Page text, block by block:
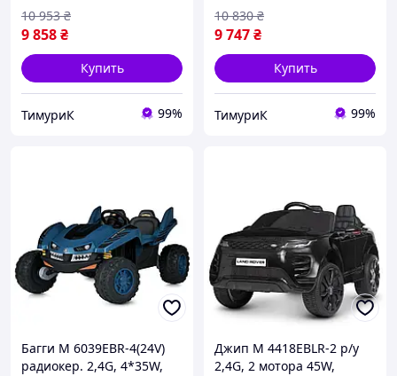
9 858₴
10 953 ₴
Купить
ТимуриК 99%
9 747₴
10 830 ₴
Купить
ТимуриК 99%
Багги M 6039EBR-4(24V)
радиокер. 2,4G, 4*35W,
Джип M 4418EBLR-2 р/у
2,4G, 2 мотора 45W,